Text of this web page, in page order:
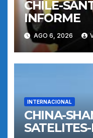
CHILE-
INFORME
AGO 6, 2026
INTERNACIONAL
CHINA-